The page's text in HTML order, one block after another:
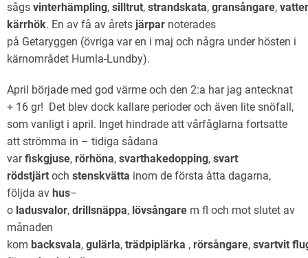
sågs vinterhämpling, silltrut, strandskata, gransångare,
kärrhök. En av få av årets järpar noterades
på Getaryggen (övriga var en i maj och några under hösten i
kärnområdet Humla-Lundby).
April började med god värme och den 2:a har jag antecknat
+ 16 gr! Det blev dock kallare perioder och även lite snöfall,
som vanligt i april. Inget hindrade att vårfåglarna fortsatte
att strömma in – tidiga sådana
varfiskgjuse, rörhöna, svarthakedopping, svart
rödstjärt och stenskvätta inom de första åtta dagarna,
följda av hus–
o ladusvalor, drillsnäppa, lövsångare m fl och mot slutet av
månaden
kom backsvala, gulärla, trädpiplärka , rörsångare, svartvit